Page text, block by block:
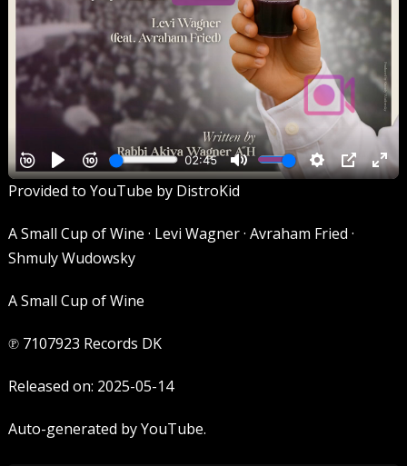
Provided to YouTube by DistroKid
A Small Cup of Wine · Levi Wagner · Avraham Fried ·
Shmuly Wudowsky
A Small Cup of Wine
℗ 7107923 Records DK
Released on: 2025-05-14
Auto-generated by YouTube.